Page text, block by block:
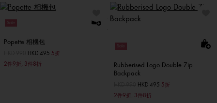
Sale
Popette 相機包
價格扣減從至HKD 495 5折
2件9折, 3件8折
Sale
Rubberised Logo Double Zip
Backpack
價格扣減從至HKD 495 5折
2件9折, 3件8折